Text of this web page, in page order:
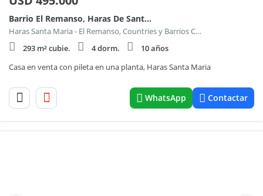
Barrio El Remanso, Haras De Santa Maria
Haras Santa Maria - El Remanso, Countries y Barrios Cerrados en Escobar
293 m² cubie.
4 dorm.
10 años
Casa en venta con pileta en una planta, Haras Santa Maria
WhatsApp Contactar